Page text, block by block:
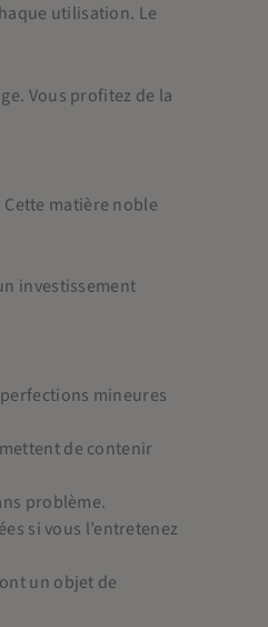
utilisation. Le
Vous profitez de la
Cette matière noble
investissement
mineures
de contenir
problème.
si vous l’entretenez
un objet de